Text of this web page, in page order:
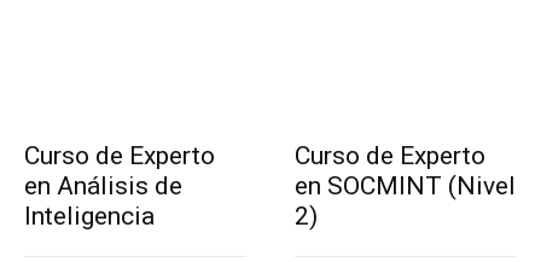
Curso de Experto
en Análisis de
Inteligencia
Curso de Experto
en SOCMINT (Nivel
2)